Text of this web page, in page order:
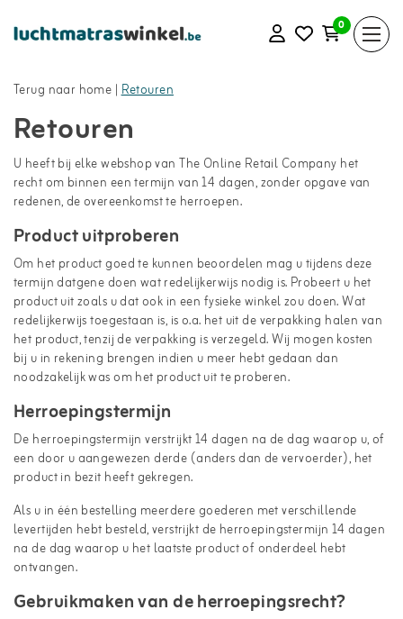
0
Terug naar home |Retouren
Retouren
U heeft bij elke webshop van The Online Retail Company het
recht om binnen een termijn van 14 dagen, zonder opgave van
redenen, de overeenkomst te herroepen.
Product uitproberen
Om het product goed te kunnen beoordelen mag u tijdens deze
termijn datgene doen wat redelijkerwijs nodig is. Probeert u het
product uit zoals u dat ook in een fysieke winkel zou doen. Wat
redelijkerwijs toegestaan is, is o.a. het uit de verpakking halen van
het product, tenzij de verpakking is verzegeld. Wij mogen kosten
bij u in rekening brengen indien u meer hebt gedaan dan
noodzakelijk was om het product uit te proberen.
Herroepingstermijn
De herroepingstermijn verstrijkt 14 dagen na de dag waarop u, of
een door u aangewezen derde (anders dan de vervoerder), het
product in bezit heeft gekregen.
Als u in één bestelling meerdere goederen met verschillende
levertijden hebt besteld, verstrijkt de herroepingstermijn 14 dagen
na de dag waarop u het laatste product of onderdeel hebt
ontvangen.
Gebruikmaken van de herroepingsrecht?